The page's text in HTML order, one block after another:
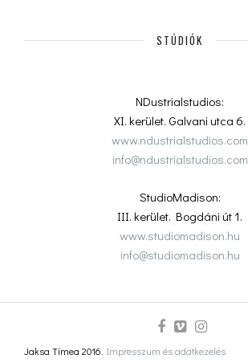
STÚDIÓK
NDustrialstudios:
XI. kerület. Galvani utca 6.
www.ndustrialstudios.com
info@ndustrialstudios.com
StudioMadison:
III. kerület. Bogdáni út 1.
www.studiomadison.hu
info@studiomadison.hu
Jaksa Tímea 2016. Impresszum és adatkezelés